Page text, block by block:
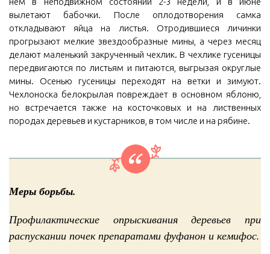
вылетают бабочки. После оплодотворения самка
откладывают яйца на листья. Отродившиеся личинки
прогрызают мелкие звездообразные мины, а через месяц
делают маленький закрученный чехлик. В чехлике гусеницы
передвигаются по листьям и питаются, выгрызая округлые
мины. Осенью гусеницы переходят на ветки и зимуют.
Чехлоноска белокрылая повреждает в основном яблоню,
но встречается также на косточковых и на лиственных
породах деревьев и кустарников, в том числе и на рябине.
Меры борьбы.
Профилактические опрыскивания деревьев при
распускании почек препаратами фуфанон и кемифос.